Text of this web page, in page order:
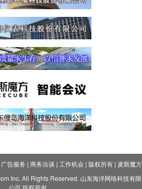
广告服务 | 商务洽谈 | 工作机会| 版权所有| 麦斯魔方
Inc. All Rights Reserved. 山东海洋网络科技有限